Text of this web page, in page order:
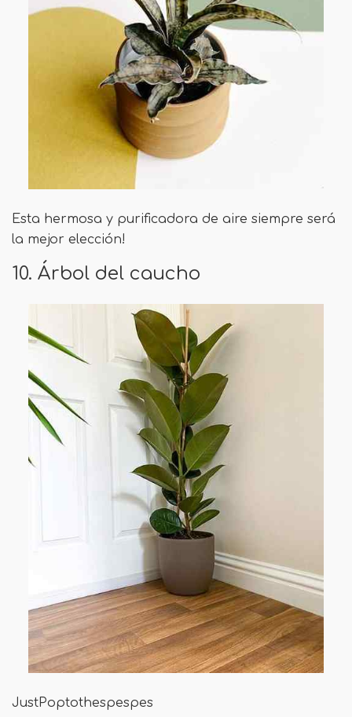
Esta hermosa y purificadora de aire siempre será
la mejor elección!
10. Árbol del caucho
JustPoptothespespes